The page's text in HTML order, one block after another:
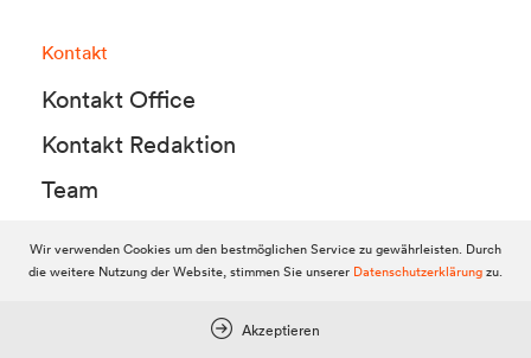
Kontakt
Kontakt Office
Kontakt Redaktion
Team
© 2010-2026 Dolomitenstadt.at
Wir verwenden Cookies um den bestmöglichen Service zu gewährleisten. Durch
die weitere Nutzung der Website, stimmen Sie unserer Datenschutzerklärungzu.
Akzeptieren